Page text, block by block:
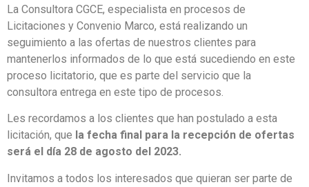
La Consultora CGCE, especialista en procesos de
Licitaciones y Convenio Marco, está realizando un
seguimiento a las ofertas de nuestros clientes para
mantenerlos informados de lo que está sucediendo en este
proceso licitatorio, que es parte del servicio que la
consultora entrega en este tipo de procesos.
Les recordamos a los clientes que han postulado a esta
licitación, que la fecha final para la recepción de ofertas
será el día 28 de agosto del 2023.
Invitamos a todos los interesados que quieran ser parte de